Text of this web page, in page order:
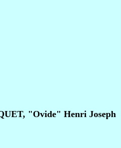
"Ovide" Henri Joseph